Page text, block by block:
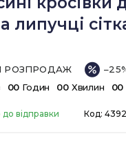
липучці
РОЗПРОДАЖ
00 Годин 00 Хвилин 00
до відправки Код: